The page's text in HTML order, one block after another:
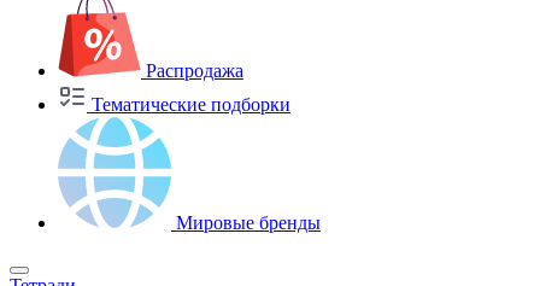
Распродажа
Тематические подборки
Мировые бренды